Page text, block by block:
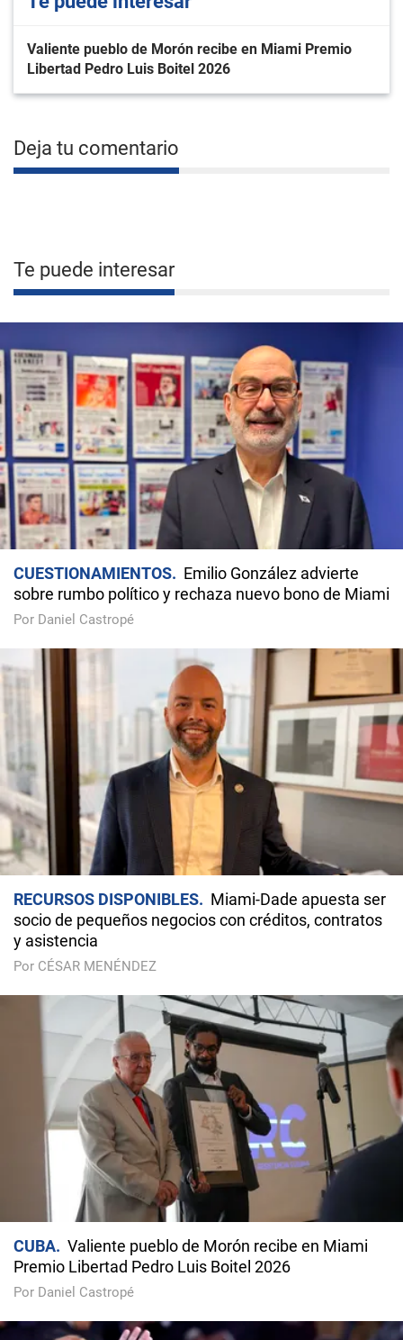
Valiente pueblo de Morón recibe en Miami Premio
Libertad Pedro Luis Boitel 2026
Deja tu comentario
Te puede interesar
CUESTIONAMIENTOS
Emilio González advierte
sobre rumbo político y rechaza nuevo bono de Miami
Por Daniel Castropé
RECURSOS DISPONIBLES
Miami-Dade apuesta ser
socio de pequeños negocios con créditos, contratos
y asistencia
Por CÉSAR MENÉNDEZ
CUBA
Valiente pueblo de Morón recibe en Miami
Premio Libertad Pedro Luis Boitel 2026
Por Daniel Castropé